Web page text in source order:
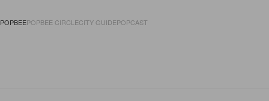
POPBEEPOPBEE CIRCLECITY GUIDEPOPCAST